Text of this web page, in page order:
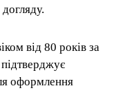
від 80 років за
оформлення